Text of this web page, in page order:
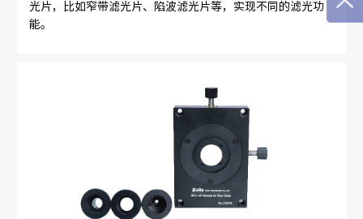
光片，比如窄带滤光片、陷波滤光片等，实现不同的滤光功
能。